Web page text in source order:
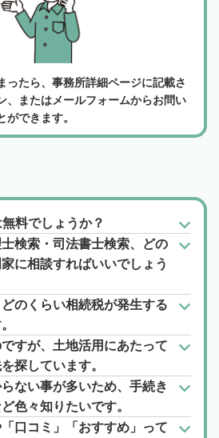
ったら、事務所詳細ページに記載さ
、またはメールフォームからお問い
できます。
料でしょうか？
検索・司法書士検索、どの
に相談すればいいでしょう
のくらい相続税が発生する
すが、土地活用にあたって
探しています。
ない事が多いため、手続き
色々知りたいです。
「口コミ」「おすすめ」って